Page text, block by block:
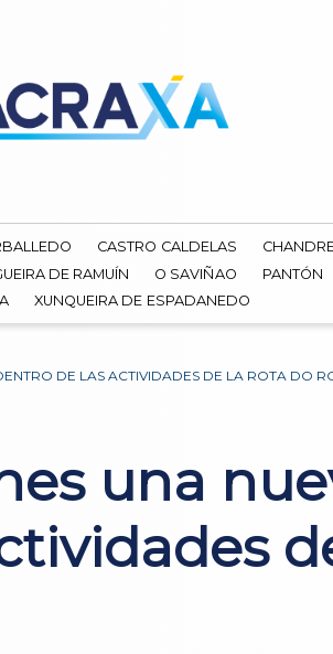
CASTRO CALDELAS
DE RAMUÍN O SAVIÑAO PANTÓN
XUNQUEIRA DE ESPADANEDO
DE LAS ACTIVIDADES DE LA ROTA DO
una